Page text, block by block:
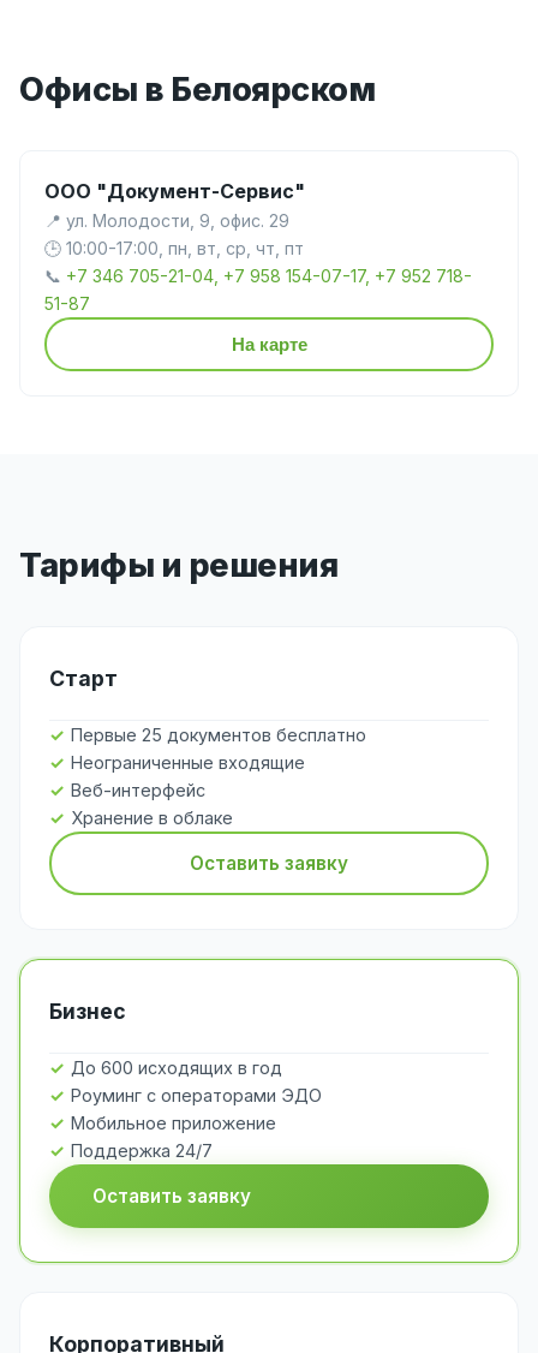
Офисы в Белоярском
ООО "Документ-Сервис"
📍 ул. Молодости, 9, офис. 29
🕒 10:00-17:00, пн, вт, ср, чт, пт
📞 +7 346 705-21-04, +7 958 154-07-17, +7 952 718-
51-87
На карте
Тарифы и решения
Старт
Первые 25 документов бесплатно
Неограниченные входящие
Веб-интерфейс
Хранение в облаке
Оставить заявку
Бизнес
До 600 исходящих в год
Роуминг с операторами ЭДО
Мобильное приложение
Поддержка 24/7
Оставить заявку
Корпоративный